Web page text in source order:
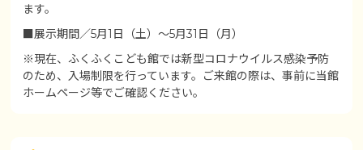
ます。
■展示期間／5月1日（土）～5月31日（月）
※現在、ふくふくこども館では新型コロナウイルス感染予防
のため、入場制限を行っています。ご来館の際は、事前に当館
ホームページ等でご確認ください。